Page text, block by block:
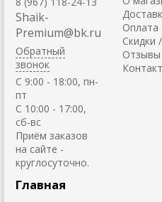
Shaik-
Premium@bk.ru
Обратный
звонок
C 9:00 - 18:00, пн-
пт
С 10:00 - 17:00,
сб-вс
Приём заказов
на сайте -
круглосуточно.
Оплата
Скидки
Отзывы
Главная